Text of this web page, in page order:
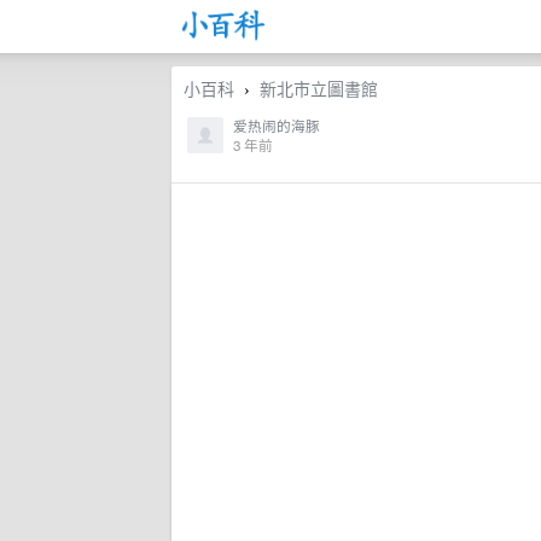
小百科 › 新北市立圖書館
爱热闹的海豚
3 年前